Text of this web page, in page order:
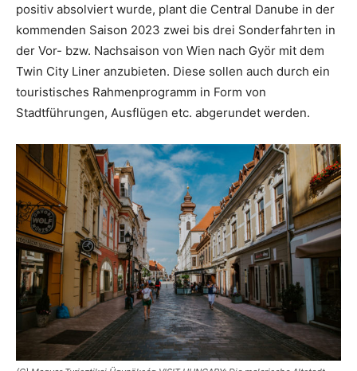
positiv absolviert wurde, plant die Central Danube in der
kommenden Saison 2023 zwei bis drei Sonderfahrten in
der Vor- bzw. Nachsaison von Wien nach Györ mit dem
Twin City Liner anzubieten. Diese sollen auch durch ein
touristisches Rahmenprogramm in Form von
Stadtführungen, Ausflügen etc. abgerundet werden.